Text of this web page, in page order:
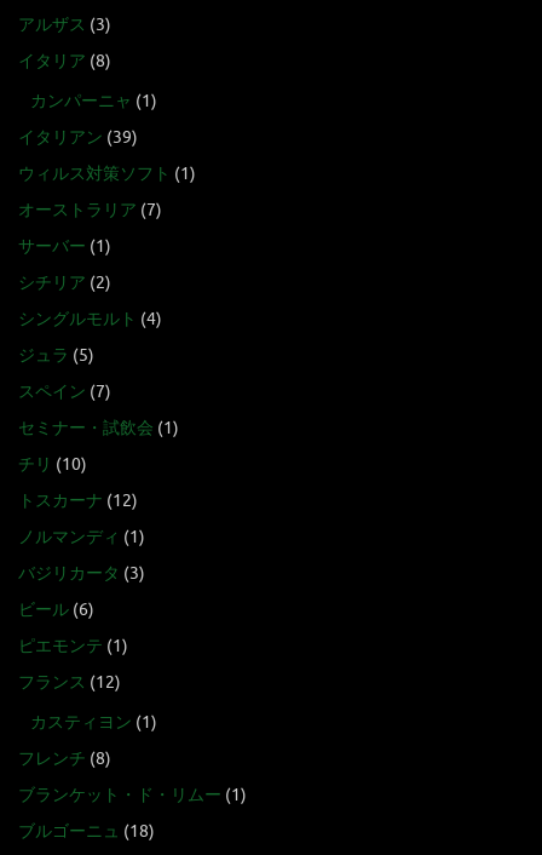
アルザス (3)
イタリア (8)
カンパーニャ (1)
イタリアン (39)
ウィルス対策ソフト (1)
オーストラリア (7)
サーバー (1)
シチリア (2)
シングルモルト (4)
ジュラ (5)
スペイン (7)
セミナー・試飲会 (1)
チリ (10)
トスカーナ (12)
ノルマンディ (1)
バジリカータ (3)
ビール (6)
ピエモンテ (1)
フランス (12)
カスティヨン (1)
フレンチ (8)
ブランケット・ド・リムー (1)
ブルゴーニュ (18)